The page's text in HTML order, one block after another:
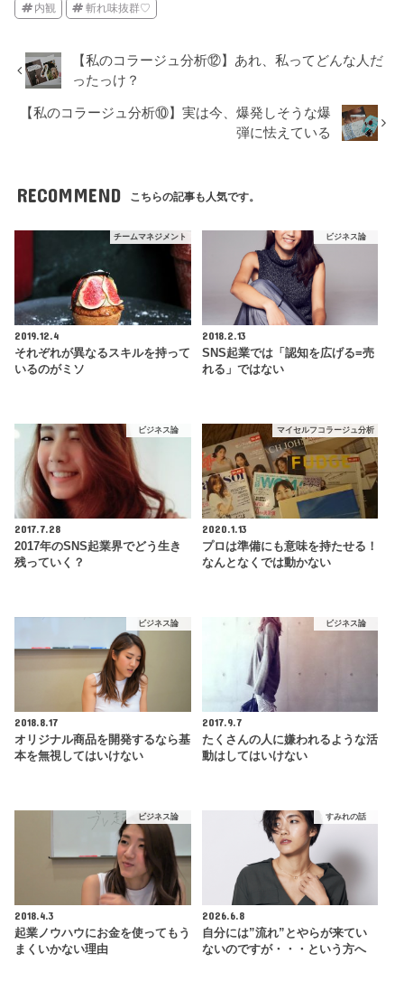
内観 斬れ味抜群♡
【私のコラージュ分析⑫】あれ、私ってどんな人だ
ったっけ？
【私のコラージュ分析⑩】実は今、爆発しそうな爆
弾に怯えている
RECOMMEND こちらの記事も人気です。
チームマネジメント
2019.12.4
それぞれが異なるスキルを持って
いるのがミソ
ビジネス論
2018.2.13
SNS起業では「認知を広げる=売
れる」ではない
ビジネス論
2017.7.28
2017年のSNS起業界でどう生き
残っていく？
マイセルフコラージュ分析
2020.1.13
プロは準備にも意味を持たせる！
なんとなくでは動かない
ビジネス論
2018.8.17
オリジナル商品を開発するなら基
本を無視してはいけない
ビジネス論
2017.9.7
たくさんの人に嫌われるような活
動はしてはいけない
ビジネス論
2018.4.3
起業ノウハウにお金を使ってもう
まくいかない理由
すみれの話
2026.6.8
自分には”流れ”とやらが来てい
ないのですが・・・という方へ